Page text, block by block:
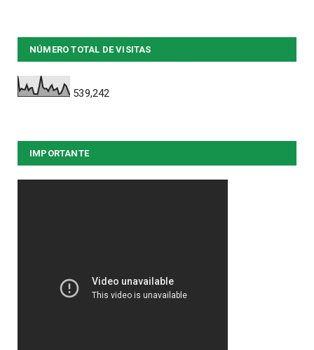
NÚMERO TOTAL DE VISITAS
539,242
IMPORTANTE